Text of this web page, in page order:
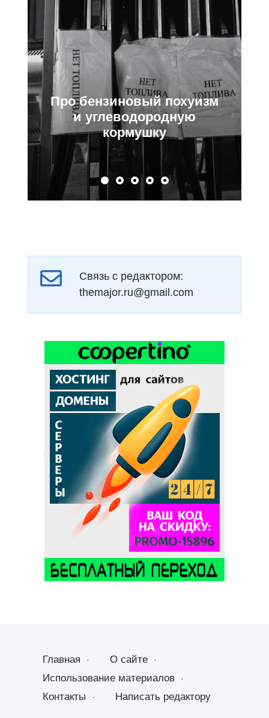
похуизм
кормушку
Про
Связь с редактором:
themajor.ru@gmail.com
Главная
О сайте
Использование материалов
Контакты
Написать редактору